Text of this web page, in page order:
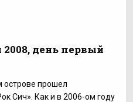
день первый
острове прошел
Сич». Как и в 2006-ом году